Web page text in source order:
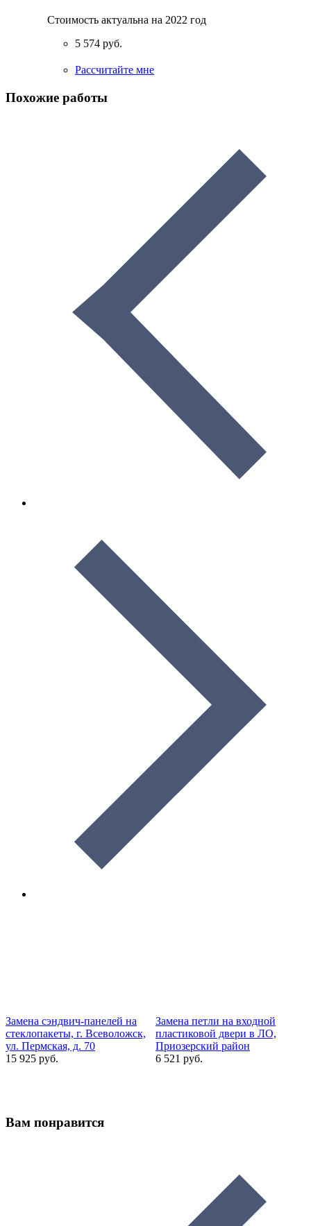
Стоимость актуальна на 2022 год
5 574 руб.
Рассчитайте мне
Похожие работы
Замена сэндвич-панелей на
стеклопакеты, г. Всеволожск,
ул. Пермская, д. 70
15 925 руб.
Замена петли на входной
пластиковой двери в ЛО,
Приозерский район
6 521 руб.
Вам понравится